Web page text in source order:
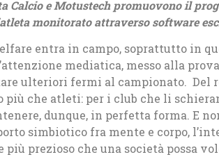
Calcio e Motustech promuovono il
monitorato attraverso software
entra in campo, soprattutto in
mediatica, messo alla
ulteriori fermi al campionato. Del
più che atleti: per i club che li
dunque, in perfetta forma. E
simbiotico fra mente e corpo,
più prezioso che una società possa